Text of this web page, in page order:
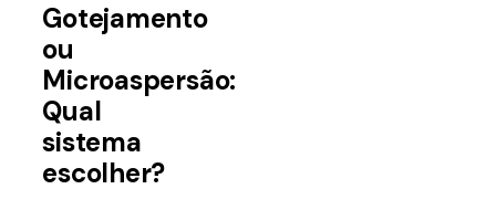
Gotejamento
ou
Microaspersão:
Qual
sistema
escolher?